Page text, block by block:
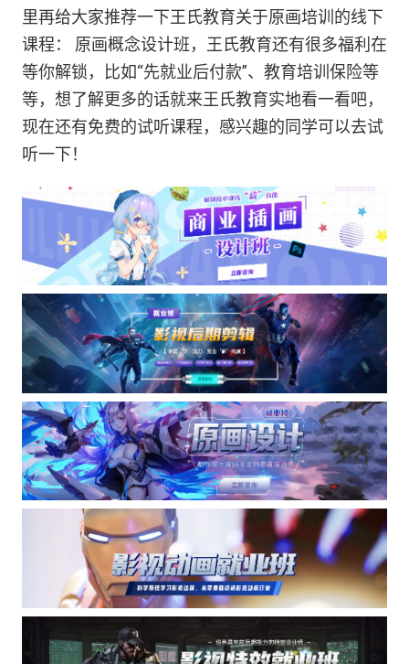
里再给大家推荐一下王氏教育关于原画培训的线下
课程： 原画概念设计班，王氏教育还有很多福利在
等你解锁，比如“先就业后付款”、教育培训保险等
等，想了解更多的话就来王氏教育实地看一看吧，
现在还有免费的试听课程，感兴趣的同学可以去试
听一下！